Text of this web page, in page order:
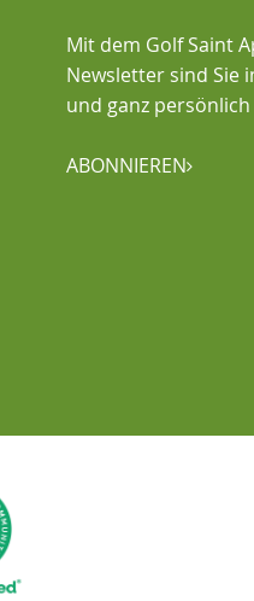
Mit dem Golf Saint
Newsletter sind Sie
und ganz
ABONNIEREN